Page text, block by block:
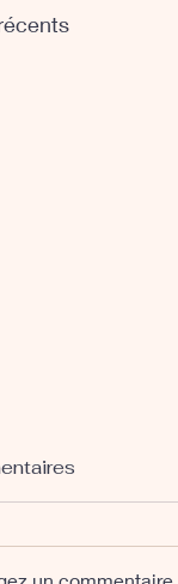
un commentaire...